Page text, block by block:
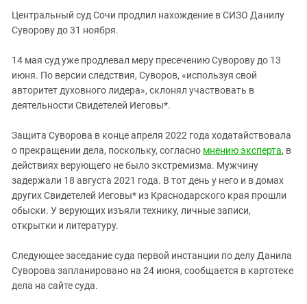
Центральный суд Сочи продлил нахождение в СИЗО Данилу
Суворову до 31 ноября.
14 мая суд уже продлевал меру пресечению Суворову до 13
июня. По версии следствия, Суворов, «используя свой
авторитет духовного лидера», склонял участвовать в
деятельности Свидетелей Иеговы*.
Защита Суворова в конце апреля 2022 года ходатайствовала
о прекращении дела, поскольку, согласно мнению эксперта, в
действиях верующего не было экстремизма. Мужчину
задержали 18 августа 2021 года. В тот день у него и в домах
других Свидетелей Иеговы* из Краснодарского края прошли
обыски. У верующих изъяли технику, личные записи,
открытки и литературу.
Следующее заседание суда первой инстанции по делу Данила
Суворова запланировано на 24 июня, сообщается в картотеке
дела на сайте суда.